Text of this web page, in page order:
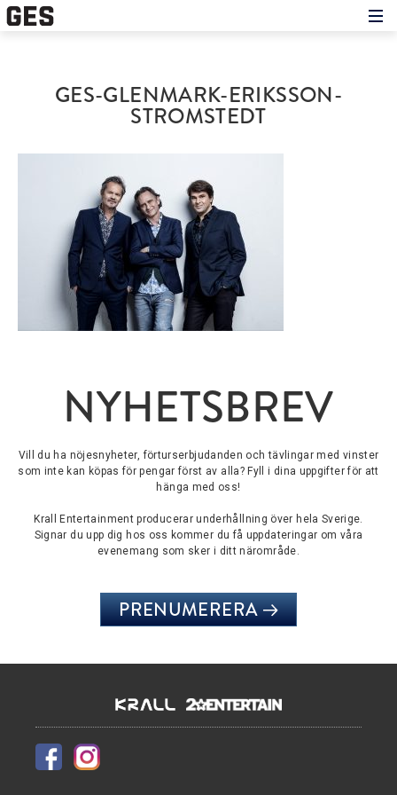
Historien om GES
Nyheter
GES-GLENMARK-ERIKSSON-
STROMSTEDT
NYHETSBREV
Vill du ha nöjesnyheter, förturserbjudanden och tävlingar med vinster
som inte kan köpas för pengar först av alla? Fyll i dina uppgifter för att
hänga med oss!
Krall Entertainment producerar underhållning över hela Sverige.
Signar du upp dig hos oss kommer du få uppdateringar om våra
evenemang som sker i ditt närområde.
PRENUMERERA